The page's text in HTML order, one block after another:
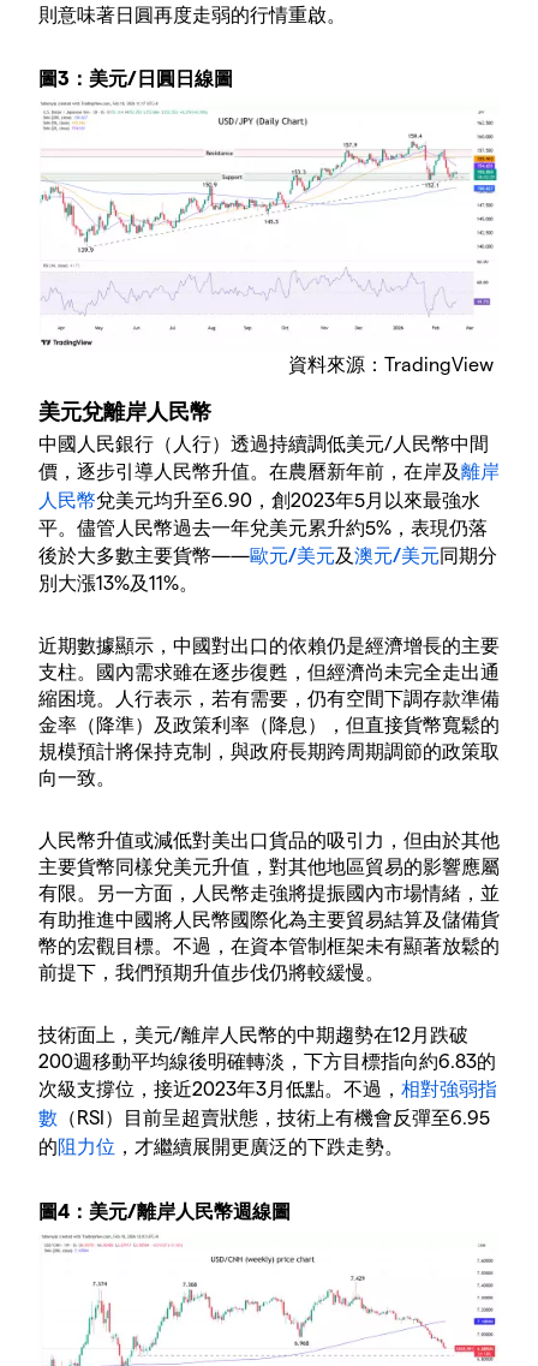
則意味著日圓再度走弱的行情重啟。
圖3：美元/日圓日線圖
資料來源：TradingView
美元兌離岸人民幣
中國人民銀行（人行）透過持續調低美元/人民幣中間
價，逐步引導人民幣升值。在農曆新年前，在岸及離岸
人民幣兌美元均升至6.90，創2023年5月以來最強水
平。儘管人民幣過去一年兌美元累升約5%，表現仍落
後於大多數主要貨幣——歐元/美元及澳元/美元同期分
別大漲13%及11%。
近期數據顯示，中國對出口的依賴仍是經濟增長的主要
支柱。國內需求雖在逐步復甦，但經濟尚未完全走出通
縮困境。人行表示，若有需要，仍有空間下調存款準備
金率（降準）及政策利率（降息），但直接貨幣寬鬆的
規模預計將保持克制，與政府長期跨周期調節的政策取
向一致。
人民幣升值或減低對美出口貨品的吸引力，但由於其他
主要貨幣同樣兌美元升值，對其他地區貿易的影響應屬
有限。另一方面，人民幣走強將提振國內市場情緒，並
有助推進中國將人民幣國際化為主要貿易結算及儲備貨
幣的宏觀目標。不過，在資本管制框架未有顯著放鬆的
前提下，我們預期升值步伐仍將較緩慢。
技術面上，美元/離岸人民幣的中期趨勢在12月跌破
200週移動平均線後明確轉淡，下方目標指向約6.83的
次級支撐位，接近2023年3月低點。不過， 相對強弱指
數 （RSI）目前呈超賣狀態，技術上有機會反彈至6.95
的阻力位 ，才繼續展開更廣泛的下跌走勢。
圖4：美元/離岸人民幣週線圖